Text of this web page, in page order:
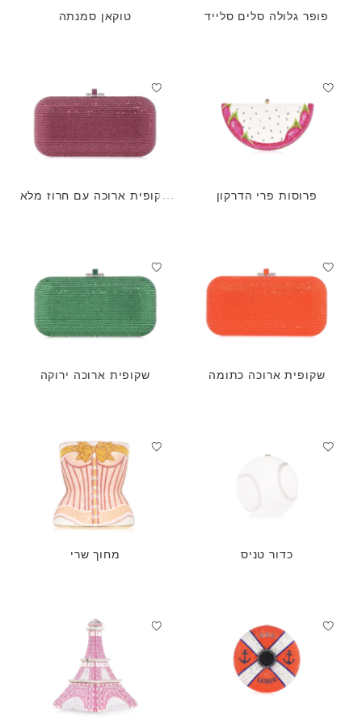
פופר גלולה סלים סלייד טוקאן סמנתה
פרוסות פרי הדרקון
שקופית ארוכה עם חרוז מלא
שקופית ארוכה כתומה שקופית ארוכה ירוקה
כדור טניס מחוך שרי